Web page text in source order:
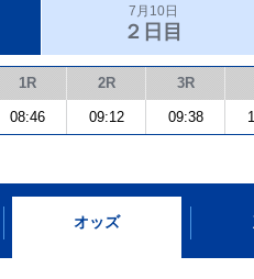
7月10日
２日目
1R 2R 3R
08:46 09:12 09:38
オッズ